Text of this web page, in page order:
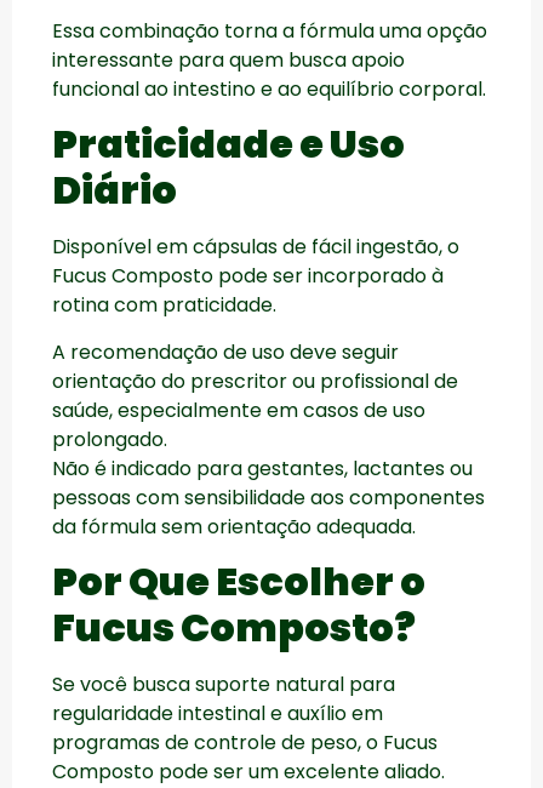
Essa combinação torna a fórmula uma opção
interessante para quem busca apoio
funcional ao intestino e ao equilíbrio corporal.
Praticidade e Uso
Diário
Disponível em cápsulas de fácil ingestão, o
Fucus Composto pode ser incorporado à
rotina com praticidade.
A recomendação de uso deve seguir
orientação do prescritor ou profissional de
saúde, especialmente em casos de uso
prolongado.
Não é indicado para gestantes, lactantes ou
pessoas com sensibilidade aos componentes
da fórmula sem orientação adequada.
Por Que Escolher o
Fucus Composto?
Se você busca suporte natural para
regularidade intestinal e auxílio em
programas de controle de peso, o Fucus
Composto pode ser um excelente aliado.